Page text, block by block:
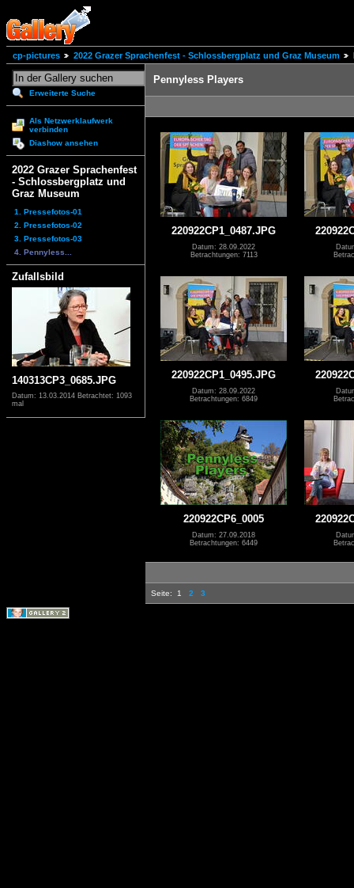
cp-pictures 2022 Grazer Sprachenfest - Schlossbergplatz und Graz Museum
Erweiterte Suche
Als Netzwerklaufwerk
verbinden
Diashow ansehen
2022 Grazer Sprachenfest
- Schlossbergplatz und
Graz Museum
1. Pressefotos-01
2. Pressefotos-02
3. Pressefotos-03
4. Pennyless...
Zufallsbild
140313CP3_0685.JPG
Datum: 13.03.2014 Betrachtet: 1093
mal
Pennyless Players
220922CP1_0487.JPG
Datum: 28.09.2022
Betrachtungen: 7113
220922CP1_0495.JPG
Datum: 28.09.2022
Betrachtungen: 6849
220922CP6_0005
Datum: 27.09.2018
Betrachtungen: 6449
Seite: 1 2 3